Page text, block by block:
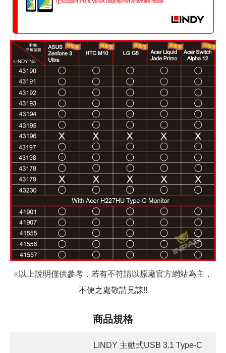
※ 以上說明僅供參考，若有不符請以原廠官方網站為主，
不便之處敬請見諒!!
商品規格
LINDY 主動式USB 3.1 Type-C